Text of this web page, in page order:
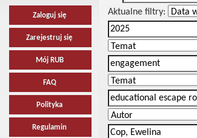
Zaloguj się
Zarejestruj się
Mój RUB
FAQ
Polityka
Regulamin
Aktualne filtry: